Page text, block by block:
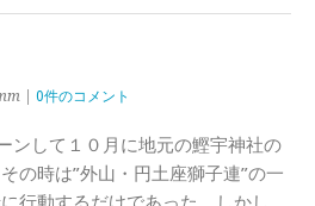
| 0件のコメント
ンして１０月に地元の鰹宇神社の
の時は”外山・円土座獅子連”の一